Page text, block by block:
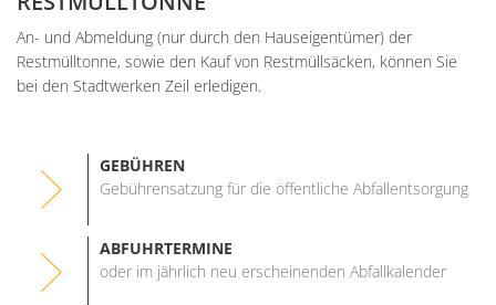
2025
2026
Stellenangebote Bauhofmitarbeiter für
Bekanntmachung der
Friedhof
Wohnmobilstellplatz
An- und Abmeldung (nur durch den Hauseigentümer) der
Restmülltonne, sowie den Kauf von Restmüllsäcken, können Sie
bei den Stadtwerken Zeil erledigen.
GEBÜHREN
Gebührensatzung für die öffentliche Abfallentsorgung
ABFUHRTERMINE
oder im jährlich neu erscheinenden Abfallkalender